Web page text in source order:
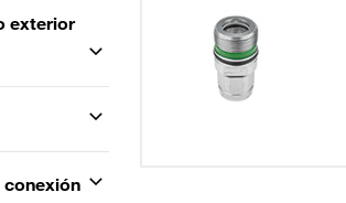
exterior
conexión